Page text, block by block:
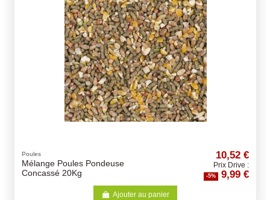
Poules
Mélange Poules Pondeuse
Concassé 20Kg
10,52 €
Prix Drive :
-5% 9,99 €
Ajouter au panier